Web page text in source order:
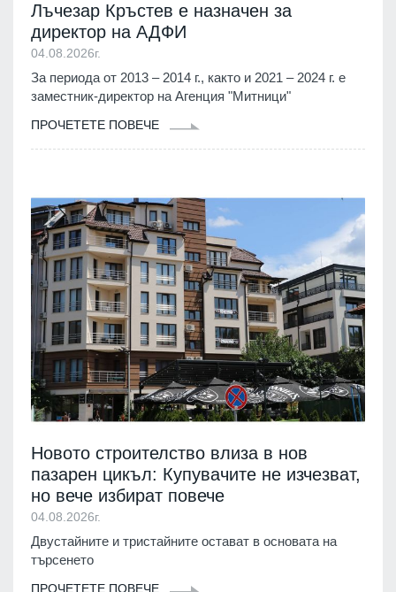
Лъчезар Кръстев е назначен за
директор на АДФИ
04.08.2026г.
За периода от 2013 – 2014 г., както и 2021 – 2024 г. е
заместник-директор на Агенция "Митници"
ПРОЧЕТЕТЕ ПОВЕЧЕ
Новото строителство влиза в нов
пазарен цикъл: Купувачите не изчезват,
но вече избират повече
04.08.2026г.
Двустайните и тристайните остават в основата на
търсенето
ПРОЧЕТЕТЕ ПОВЕЧЕ